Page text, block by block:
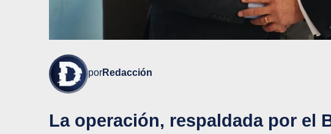
porRedacción
La operación, respaldada por el